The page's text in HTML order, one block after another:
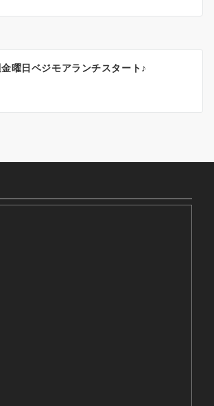
曜日ベジモアランチスタート♪